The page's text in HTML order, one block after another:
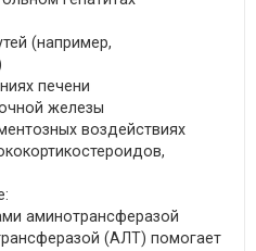
(например,
печени
железы
воздействиях
аминотрансферазой
(АЛТ) помогает